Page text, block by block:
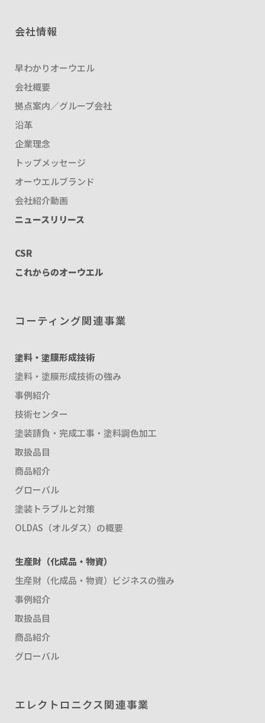
会社情報
早わかりオーウエル
会社概要
拠点案内／グループ会社
沿革
企業理念
トップメッセージ
オーウエルブランド
会社紹介動画
ニュースリリース
CSR
これからのオーウエル
コーティング関連事業
塗料・塗膜形成技術
塗料・塗膜形成技術の強み
事例紹介
技術センター
塗装請負・完成工事・塗料調色加工
取扱品目
商品紹介
グローバル
塗装トラブルと対策
OLDAS（オルダス）の概要
生産財（化成品・物資）
生産財（化成品・物資）ビジネスの強み
事例紹介
取扱品目
商品紹介
グローバル
エレクトロニクス関連事業